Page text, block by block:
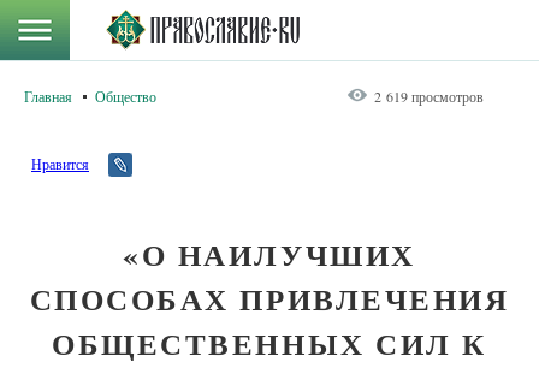
Главная Общество 2 619 просмотров
Нравится
«О НАИЛУЧШИХ
СПОСОБАХ ПРИВЛЕЧЕНИЯ
ОБЩЕСТВЕННЫХ СИЛ К